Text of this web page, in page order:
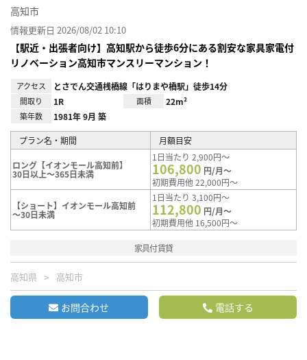
高知市
情報更新日 2026/08/02 10:10
【駅近・出張者向け】高知駅から徒歩6分にある割安な家具家電付
リノベーション高知市マンスリーマンション！
アクセス とさでん交通桟橋線「はりまや橋駅」徒歩14分
間取り 1R 面積 22m²
築年数 1981年 9月 築
プラン名・期間 月額目安
ロング【イオンモール高知前】
30日以上～365日未満
1日当たり 2,900円～
106,800 円/月～
初期費用他 22,000円～
【ショート】イオンモール高知前
～30日未満
1日当たり 3,100円～
112,800 円/月～
初期費用他 16,500円～
家具付賃貸
高知県 高知市
お問合わせ 電話する